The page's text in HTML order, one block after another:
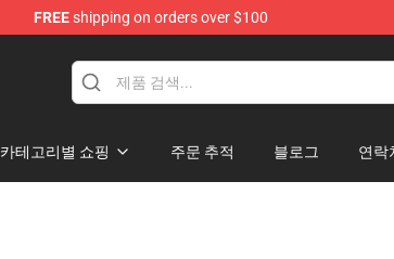
FREEshipping on orders over $100
카테고리별 쇼핑 주문 추적 블로그 연락